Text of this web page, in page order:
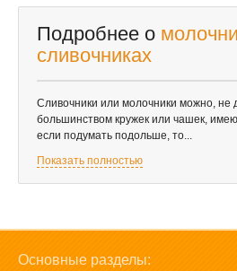
Подробнее о
сливочниках
Сливочники или молочники можно, не
большинством кружек или чашек,
если подумать подольше, то...
Показать полностью
Основные разделы: